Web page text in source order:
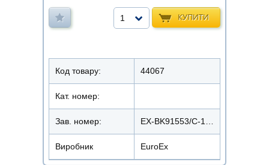
КУПИТИ
1
Код товару: 44067
Кат. номер:
Зав. номер:
Виробник EuroEx